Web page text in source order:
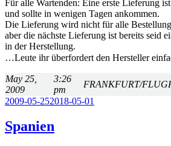
Für alle Wartenden: Eine erste Lieferung
und sollte in wenigen Tagen ankommen.
Die Lieferung wird nicht für alle
aber die nächste Lieferung ist bereits seid
in der Herstellung.
…Leute ihr überfordert den Hersteller
May 25,
2009
3:26
pm
FRANKFURT/
Veröffentlicht
2009-05-252018-05-01
Spanien